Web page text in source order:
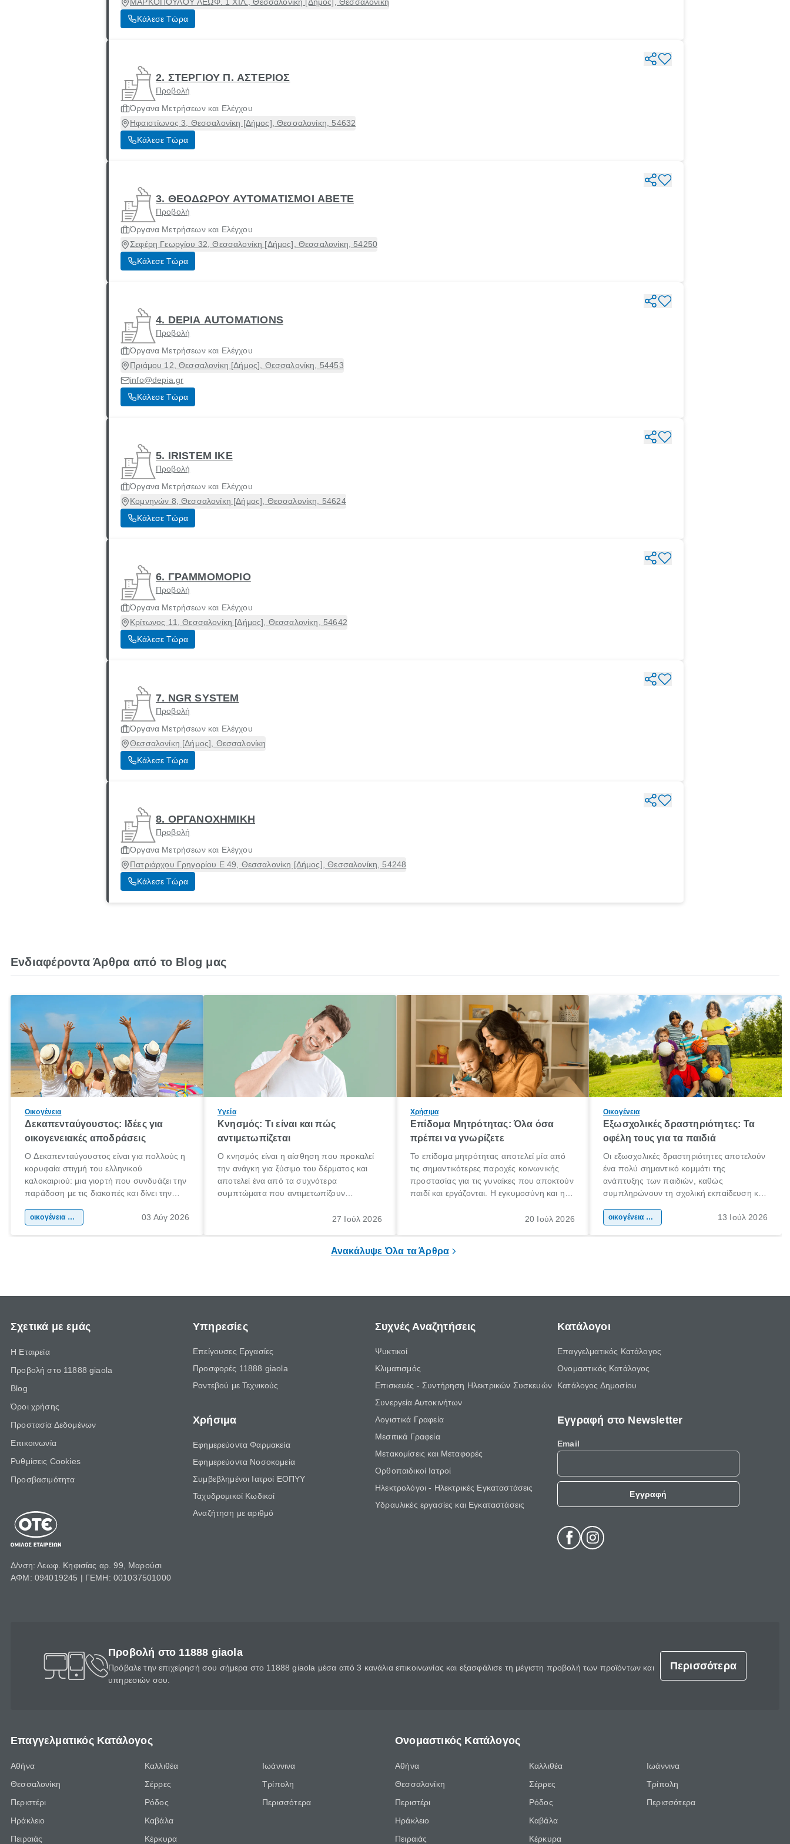
Κάλεσε Τώρα
2. ΣΤΕΡΓΙΟΥ Π. ΑΣΤΕΡΙΟΣ
Προβολή
Όργανα Μετρήσεων και Ελέγχου
Ηφαιστίωνος 3, Θεσσαλονίκη [Δήμος], Θεσσαλονίκη, 54632
Κάλεσε Τώρα
3. ΘΕΟΔΩΡΟΥ ΑΥΤΟΜΑΤΙΣΜΟΙ ΑΒΕΤΕ
Προβολή
Όργανα Μετρήσεων και Ελέγχου
Σεφέρη Γεωργίου 32, Θεσσαλονίκη [Δήμος], Θεσσαλονίκη, 54250
Κάλεσε Τώρα
4. DEPIA AUTOMATIONS
Προβολή
Όργανα Μετρήσεων και Ελέγχου
Πριάμου 12, Θεσσαλονίκη [Δήμος], Θεσσαλονίκη, 54453
info@depia.gr
Κάλεσε Τώρα
5. IRISTEM ΙΚΕ
Προβολή
Όργανα Μετρήσεων και Ελέγχου
Κομνηνών 8, Θεσσαλονίκη [Δήμος], Θεσσαλονίκη, 54624
Κάλεσε Τώρα
6. ΓΡΑΜΜΟΜΟΡΙΟ
Προβολή
Όργανα Μετρήσεων και Ελέγχου
Κρίτωνος 11, Θεσσαλονίκη [Δήμος], Θεσσαλονίκη, 54642
Κάλεσε Τώρα
7. NGR SYSTEM
Προβολή
Όργανα Μετρήσεων και Ελέγχου
Θεσσαλονίκη [Δήμος], Θεσσαλονίκη
Κάλεσε Τώρα
8. ΟΡΓΑΝΟΧΗΜΙΚΗ
Προβολή
Όργανα Μετρήσεων και Ελέγχου
Πατριάρχου Γρηγορίου E 49, Θεσσαλονίκη [Δήμος], Θεσσαλονίκη, 54248
Κάλεσε Τώρα
Ενδιαφέροντα Άρθρα από το Blog μας
Οικογένεια
Δεκαπενταύγουστος: Ιδέες για
οικογενειακές αποδράσεις
Ο Δεκαπενταύγουστος είναι για πολλούς η
κορυφαία στιγμή του ελληνικού
καλοκαιριού: μια γιορτή που συνδυάζει την
παράδοση με τις διακοπές και δίνει την
χώρας. Είτε πρόκειται για λίγες μέρες
οικογένεια & παιδί 03 Αύγ 2026
Υγεία
Κνησμός: Τι είναι και πώς
αντιμετωπίζεται
Ο κνησμός είναι η αίσθηση που προκαλεί
την ανάγκη για ξύσιμο του δέρματος και
αποτελεί ένα από τα συχνότερα
συμπτώματα που αντιμετωπίζουν
πληροφορίες για το «κνησμός τι είναι»,
27 Ιούλ 2026
Χρήσιμα
Επίδομα Μητρότητας: Όλα όσα
πρέπει να γνωρίζετε
Το επίδομα μητρότητας αποτελεί μία από
τις σημαντικότερες παροχές κοινωνικής
προστασίας για τις γυναίκες που αποκτούν
παιδί και εργάζονται. Η εγκυμοσύνη και η
σημαντική περίοδος στη ζωή κάθε20 Ιούλ 2026
Οικογένεια
Εξωσχολικές δραστηριότητες: Τα
οφέλη τους για τα παιδιά
Οι εξωσχολικές δραστηριότητες αποτελούν
ένα πολύ σημαντικό κομμάτι της
ανάπτυξης των παιδιών, καθώς
συμπληρώνουν τη σχολική εκπαίδευση και
της προσωπικότητας, της κοινωνικότητας
οικογένεια & παιδί 13 Ιούλ 2026
Ανακάλυψε Όλα τα Άρθρα
Σχετικά με εμάς
Η Εταιρεία
Προβολή στο 11888 giaola
Blog
Όροι χρήσης
Προστασία Δεδομένων
Επικοινωνία
Ρυθμίσεις Cookies
Προσβασιμότητα
Δ/νση: Λεωφ. Κηφισίας αρ. 99, Μαρούσι
ΑΦΜ: 094019245 | ΓΕΜΗ: 001037501000
Υπηρεσίες
Επείγουσες Εργασίες
Προσφορές 11888 giaola
Ραντεβού με Τεχνικούς
Χρήσιμα
Εφημερεύοντα Φαρμακεία
Εφημερεύοντα Νοσοκομεία
Συμβεβλημένοι Ιατροί ΕΟΠΥΥ
Ταχυδρομικοί Κωδικοί
Αναζήτηση με αριθμό
Συχνές Αναζητήσεις
Ψυκτικοί
Κλιματισμός
Επισκευές - Συντήρηση Ηλεκτρικών Συσκευών
Συνεργεία Αυτοκινήτων
Λογιστικά Γραφεία
Μεσιτικά Γραφεία
Μετακομίσεις και Μεταφορές
Ορθοπαιδικοί Ιατροί
Ηλεκτρολόγοι - Ηλεκτρικές Εγκαταστάσεις
Υδραυλικές εργασίες και Εγκαταστάσεις
Κατάλογοι
Επαγγελματικός Κατάλογος
Ονομαστικός Κατάλογος
Κατάλογος Δημοσίου
Εγγραφή στο Newsletter
Email
Εγγραφή
Προβολή στο 11888 giaola
Πρόβαλε την επιχείρησή σου σήμερα στο 11888 giaola μέσα από 3 κανάλια επικοινωνίας και εξασφάλισε τη μέγιστη προβολή των προϊόντων και
υπηρεσιών σου.
Περισσότερα
Επαγγελματικός Κατάλογος
Αθήνα
Θεσσαλονίκη
Περιστέρι
Ηράκλειο
Πειραιάς
Καλλιθέα
Σέρρες
Ρόδος
Καβάλα
Κέρκυρα
Ιωάννινα
Τρίπολη
Περισσότερα
Ονομαστικός Κατάλογος
Αθήνα
Θεσσαλονίκη
Περιστέρι
Ηράκλειο
Πειραιάς
Καλλιθέα
Σέρρες
Ρόδος
Καβάλα
Κέρκυρα
Ιωάννινα
Τρίπολη
Περισσότερα